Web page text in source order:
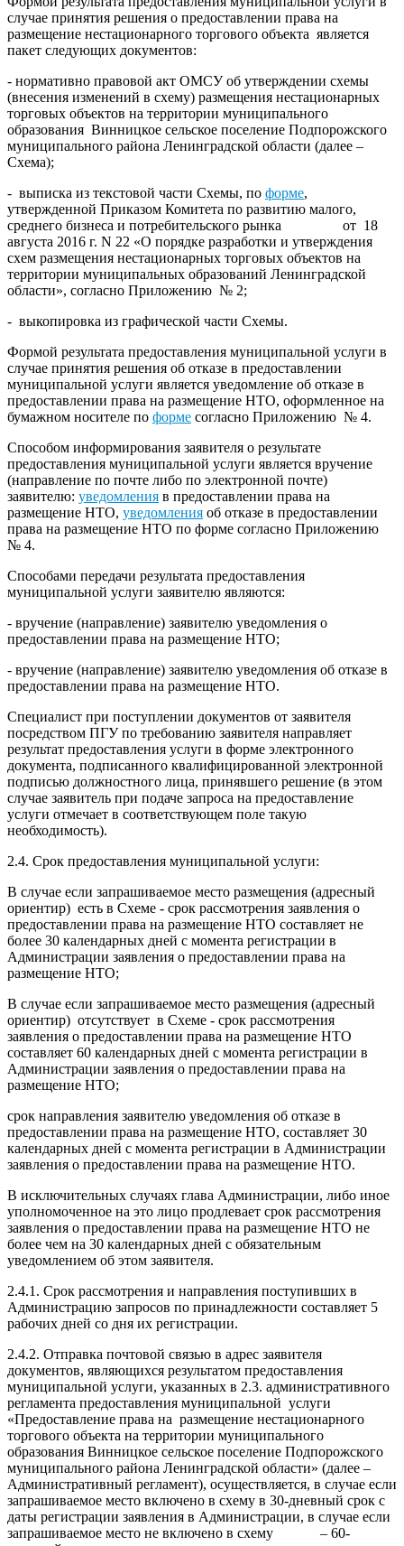
случае принятия решения о предоставлении права на
размещение нестационарного торгового объекта является
пакет следующих документов:
- нормативно правовой акт ОМСУ об утверждении схемы
(внесения изменений в схему) размещения нестационарных
торговых объектов на территории муниципального
образования Винницкое сельское поселение Подпорожского
муниципального района Ленинградской области (далее –
Схема);
- выписка из текстовой части Схемы, по форме,
утвержденной Приказом Комитета по развитию малого,
среднего бизнеса и потребительского рынка от 18
августа 2016 г. N 22 «О порядке разработки и утверждения
схем размещения нестационарных торговых объектов на
территории муниципальных образований Ленинградской
области», согласно Приложению № 2;
- выкопировка из графической части Схемы.
Формой результата предоставления муниципальной услуги в
случае принятия решения об отказе в предоставлении
муниципальной услуги является уведомление об отказе в
предоставлении права на размещение НТО, оформленное на
бумажном носителе по форме согласно Приложению № 4.
Способом информирования заявителя о результате
предоставления муниципальной услуги является вручение
(направление по почте либо по электронной почте)
заявителю: уведомления в предоставлении права на
размещение НТО, уведомления об отказе в предоставлении
права на размещение НТО по форме согласно Приложению
№ 4.
Способами передачи результата предоставления
муниципальной услуги заявителю являются:
- вручение (направление) заявителю уведомления о
предоставлении права на размещение НТО;
- вручение (направление) заявителю уведомления об отказе в
предоставлении права на размещение НТО.
Специалист при поступлении документов от заявителя
посредством ПГУ по требованию заявителя направляет
результат предоставления услуги в форме электронного
документа, подписанного квалифицированной электронной
подписью должностного лица, принявшего решение (в этом
случае заявитель при подаче запроса на предоставление
услуги отмечает в соответствующем поле такую
необходимость).
2.4. Срок предоставления муниципальной услуги:
В случае если запрашиваемое место размещения (адресный
ориентир) есть в Схеме - срок рассмотрения заявления о
предоставлении права на размещение НТО составляет не
более 30 календарных дней с момента регистрации в
Администрации заявления о предоставлении права на
размещение НТО;
В случае если запрашиваемое место размещения (адресный
ориентир) отсутствует в Схеме - срок рассмотрения
заявления о предоставлении права на размещение НТО
составляет 60 календарных дней с момента регистрации в
Администрации заявления о предоставлении права на
размещение НТО;
срок направления заявителю уведомления об отказе в
предоставлении права на размещение НТО, составляет 30
календарных дней с момента регистрации в Администрации
заявления о предоставлении права на размещение НТО.
В исключительных случаях глава Администрации, либо иное
уполномоченное на это лицо продлевает срок рассмотрения
заявления о предоставлении права на размещение НТО не
более чем на 30 календарных дней с обязательным
уведомлением об этом заявителя.
2.4.1. Срок рассмотрения и направления поступивших в
Администрацию запросов по принадлежности составляет 5
рабочих дней со дня их регистрации.
2.4.2. Отправка почтовой связью в адрес заявителя
документов, являющихся результатом предоставления
муниципальной услуги, указанных в 2.3. административного
регламента предоставления муниципальной услуги
«Предоставление права на размещение нестационарного
торгового объекта на территории муниципального
образования Винницкое сельское поселение Подпорожского
муниципального района Ленинградской области» (далее –
Административный регламент), осуществляется, в случае если
запрашиваемое место включено в схему в 30-дневный срок с
даты регистрации заявления в Администрации, в случае если
запрашиваемое место не включено в схему – 60-